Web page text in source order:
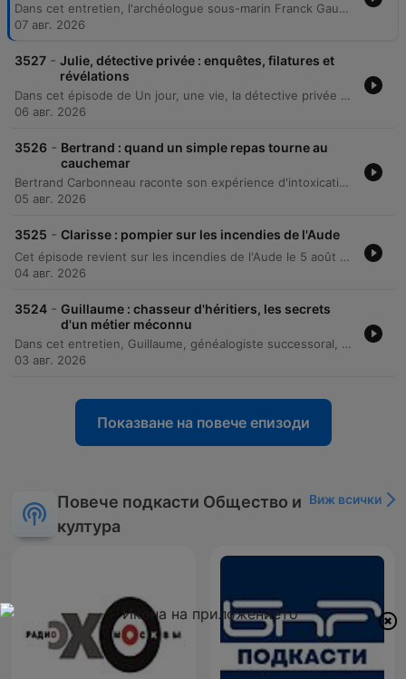
Dans cet entretien, l'archéologue sous-marin Franck Gaudiot présente ses découvertes de villes englouties en Égypte, notamment à la baie d'Aboukir, et explique les méthodes scientifiques utilisées pour localiser et extraire des vestiges antiques. Il détaille également les techniques de récupération d'objets, allant de l'usage de grues à celui de ballons, ainsi que ses explorations d'épaves aux Philippines.
07 авг. 2026
3527 - Julie, détective privée : enquêtes, filatures et
révélations
Dans cet épisode de Un jour, une vie, la détective privée Julie Catalifo présente les coulisses de son métier, des stratégies d'anonymat à la diversité de ses missions, allant de la fraude à l'assurance à la protection animale. L'avocate Emma Léotti apporte un éclairage essentiel sur le cadre juridique, notamment concernant le respect de la vie privée et la recevabilité des preuves devant la justice.
06 авг. 2026
3526 - Bertrand : quand un simple repas tourne au
cauchemar
Bertrand Carbonneau raconte son expérience d'intoxication grave après avoir consommé une courge amère, causée par la cucurbitacine. Ce poison, issu d'un croisement accidentel entre variétés, a provoqué des symptômes sévères, incluant la perte de cheveux et de peau. L'émission aborde ensuite l'absence d'information des magasins lors de tels incidents et l'analyse des mécanismes de surveillance alimentaire par l'expert Pascal Hébel. Enfin, la présentation de l'application Alerte Conso permet de découvrir comment recevoir des notifications proactives sur les rappels de produits.
05 авг. 2026
3525 - Clarisse : pompier sur les incendies de l'Aude
Cet épisode revient sur les incendies de l'Aude le 5 août dernier à travers les témoignages de Clarisse, une pompière, et d'Eglantine, habitante du village de Ribaud. Elles décrivent la progression rapide des flammes, les procédures d'urgence pour survivre au milieu des feux et l'ambiance de guerre vécue lors de l'intervention des secours. L'entretien explore également le parcours professionnel de Clarisse, de sa vocation initiale chez les jeunes sapeurs-pompiers jusqu'aux réalités du métier. L'épisode aborde les qualités essentielles pour devenir pompier, telles que l'esprit d'équipe et la bienveillance, tout en lançant un appel aux futurs volontaires.
04 авг. 2026
3524 - Guillaume : chasseur d'héritiers, les secrets
d'un métier méconnu
Dans cet entretien, Guillaume, généalogiste successoral, explique son métier de chercheur d'héritiers et partage des anecdotes marquantes, allant de découvertes fortunées à des secrets de famille sordides. Il évoque également les particularités de ses enquêtes lors d'inventaires, comme la découverte d'objets insolites ou de trésors cachés. L'exploration des coulisses du métier aborde la responsabilité juridique, l'aspect international des recherches et la complexité des successions. L'invité raconte comment il a résolu une énigme familiale impliquant un enfant caché, tout en soulignant l'importance de conserver des preuves physiques pour prouver une filiation.
03 авг. 2026
Показване на повече епизоди
Повече подкасти Общество и
култура
Виж всички